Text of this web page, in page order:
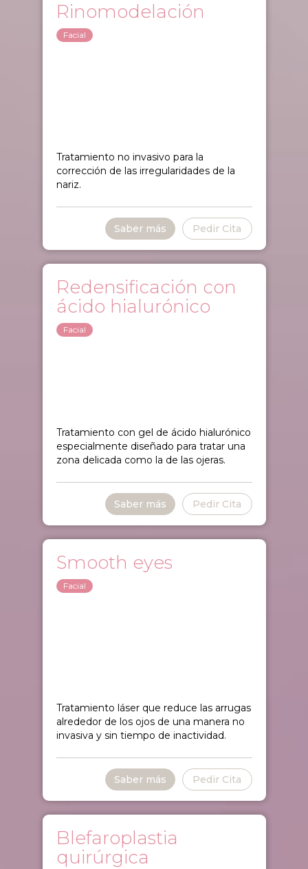
Rinomodelación
Facial
Tratamiento no invasivo para la
corrección de las irregularidades de la
nariz.
Pedir Cita
Saber más
Redensificación con
ácido hialurónico
Facial
Tratamiento con gel de ácido hialurónico
especialmente diseñado para tratar una
zona delicada como la de las ojeras.
Pedir Cita
Saber más
Smooth eyes
Facial
Tratamiento láser que reduce las arrugas
alrededor de los ojos de una manera no
invasiva y sin tiempo de inactividad.
Pedir Cita
Saber más
Blefaroplastia
quirúrgica